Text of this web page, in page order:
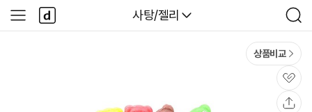
다나와
사탕/젤리
검
색
사
이
다
나
와
상품비교
관
심